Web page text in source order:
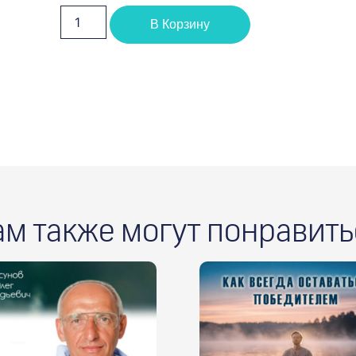
В Корзину
также могут